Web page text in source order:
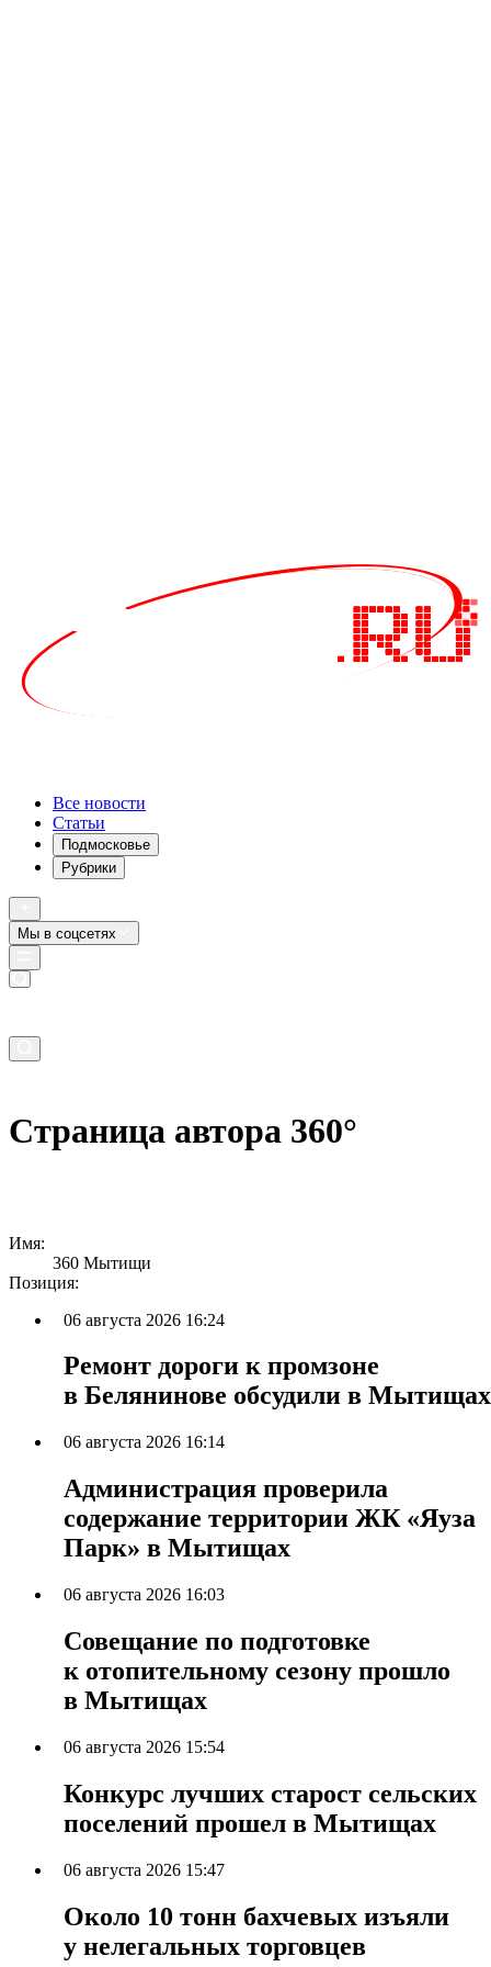
Все новости
Статьи
Подмосковье
Рубрики
Мы в соцсетях
Страница автора 360°
Имя:
360 Мытищи
Позиция:
06 августа 2026 16:24
Ремонт дороги к промзоне
в Белянинове обсудили в Мытищах
06 августа 2026 16:14
Администрация проверила
содержание территории ЖК «Яуза
Парк» в Мытищах
06 августа 2026 16:03
Совещание по подготовке
к отопительному сезону прошло
в Мытищах
06 августа 2026 15:54
Конкурс лучших старост сельских
поселений прошел в Мытищах
06 августа 2026 15:47
Около 10 тонн бахчевых изъяли
у нелегальных торговцев